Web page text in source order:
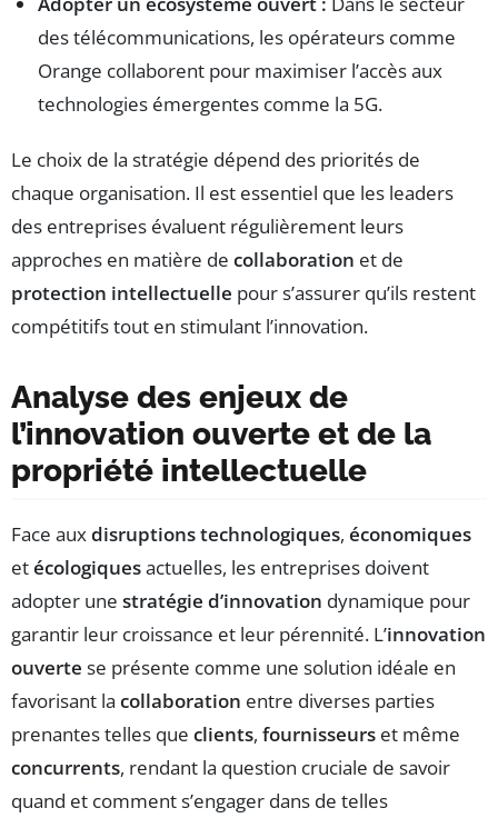
des télécommunications, les opérateurs comme
Orange collaborent pour maximiser l’accès aux
technologies émergentes comme la 5G.
Le choix de la stratégie dépend des priorités de
chaque organisation. Il est essentiel que les leaders
des entreprises évaluent régulièrement leurs
approches en matière de collaboration et de
protection intellectuelle pour s’assurer qu’ils restent
compétitifs tout en stimulant l’innovation.
Analyse des enjeux de
l’innovation ouverte et de la
propriété intellectuelle
Face auxdisruptions technologiques, économiques
etécologiquesactuelles, les entreprises doivent
adopter une stratégie d’innovation dynamique pour
garantir leur croissance et leur pérennité. L’innovation
ouverte se présente comme une solution idéale en
favorisant la collaboration entre diverses parties
prenantes telles que clients, fournisseurs et même
concurrents, rendant la question cruciale de savoir
quand et comment s’engager dans de telles